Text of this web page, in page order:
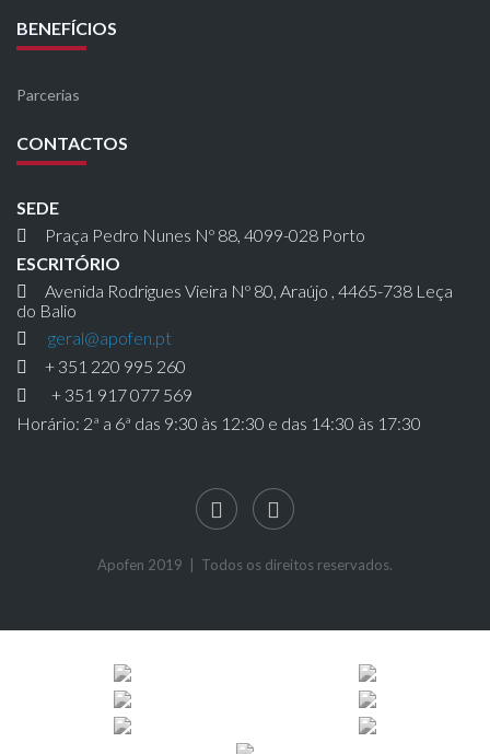
BENEFÍCIOS
Parcerias
CONTACTOS
SEDE
Praça Pedro Nunes Nº 88, 4099-028 Porto
ESCRITÓRIO
Avenida Rodrigues Vieira Nº 80, Araújo , 4465-738 Leça
do Balio
geral@apofen.pt
+ 351 220 995 260
+ 351 917 077 569
Horário: 2ª a 6ª das 9:30 às 12:30 e das 14:30 às 17:30
Apofen 2019 | Todos os direitos reservados.